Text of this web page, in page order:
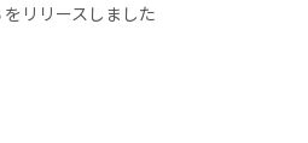
リリースしました